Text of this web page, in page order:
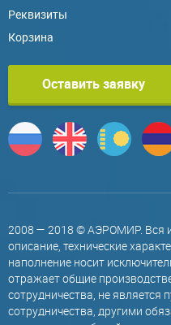
Реквизиты
Корзина
Оставить заявку
2008 — 2018 © АЭРОМИР. Вся
описание, технические
наполнение носит
отражает общие
сотрудничества, не является
сотрудничества, другими